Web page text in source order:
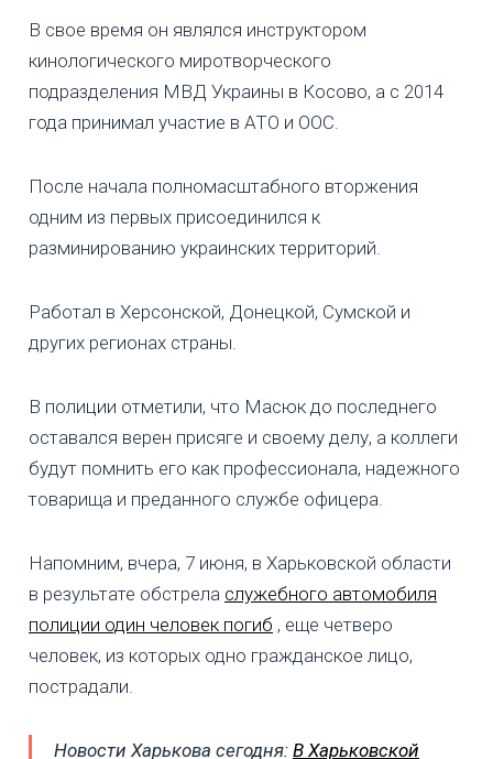
В свое время он являлся инструктором
кинологического миротворческого
подразделения МВД Украины в Косово, а с 2014
года принимал участие в АТО и ООС.
После начала полномасштабного вторжения
одним из первых присоединился к
разминированию украинских территорий.
Работал в Херсонской, Донецкой, Сумской и
других регионах страны.
В полиции отметили, что Масюк до последнего
оставался верен присяге и своему делу, а коллеги
будут помнить его как профессионала, надежного
товарища и преданного службе офицера.
Напомним, вчера, 7 июня, в Харьковской области
в результате обстрела служебного автомобиля
полиции один человек погиб , еще четверо
человек, из которых одно гражданское лицо,
пострадали.
Новости Харькова сегодня: В Харьковской